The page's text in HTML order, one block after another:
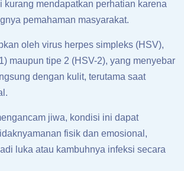
kurang mendapatkan perhatian karena
pemahaman masyarakat.
oleh virus herpes simpleks (HSV),
maupun tipe 2 (HSV-2), yang menyebar
dengan kulit, terutama saat
jiwa, kondisi ini dapat
fisik dan emosional,
luka atau kambuhnya infeksi secara